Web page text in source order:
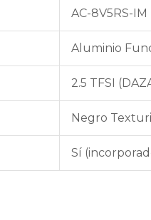
AC-8V5RS-IM
Aluminio
2.5 TFSI
Negro
Sí